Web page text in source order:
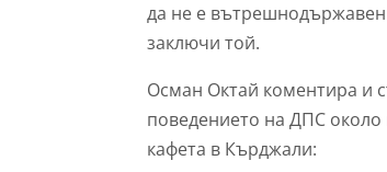
да не е
заключи той.
Осман Октай коментира и
поведението на ДПС
кафета в Кърджали: